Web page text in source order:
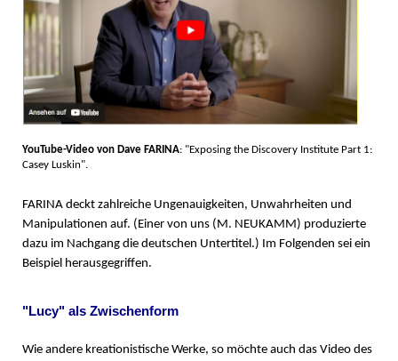
YouTube-Video von Dave FARINA: "Exposing the Discovery Institute Part 1:
Casey Luskin".
FARINA deckt zahlreiche Ungenauigkeiten, Unwahrheiten und
Manipulationen auf. (Einer von uns (M. NEUKAMM) produzierte
dazu im Nachgang die deutschen Untertitel.) Im Folgenden sei ein
Beispiel herausgegriffen.
"Lucy" als Zwischenform
Wie andere kreationistische Werke, so möchte auch das Video des